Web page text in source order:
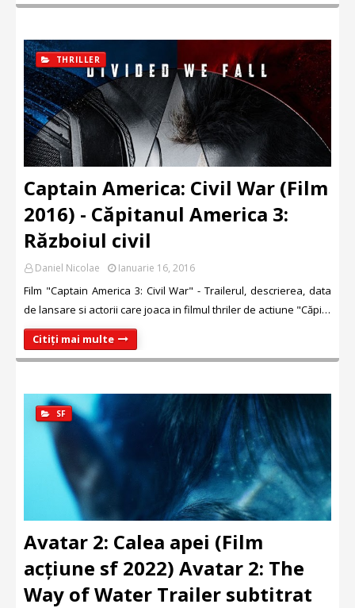
THRILLER
Captain America: Civil War (Film
2016) - Căpitanul America 3:
Războiul civil
Daniel Nicolae Ianuarie 16, 2016
Film "Captain America 3: Civil War" - Trailerul, descrierea, data
de lansare si actorii care joaca in filmul thriler de actiune "Căpi…
Citiți mai multe
SF
Avatar 2: Calea apei (Film
acțiune sf 2022) Avatar 2: The
Way of Water Trailer subtitrat